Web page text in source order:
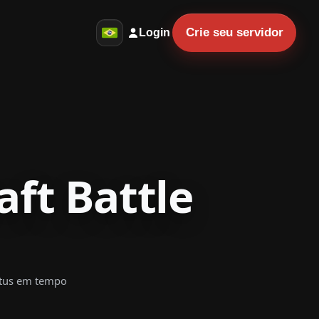
Login Crie seu servidor
Battle
em tempo